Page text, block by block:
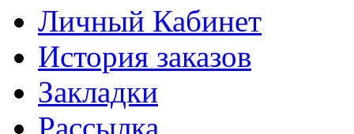
Личный Кабинет
История заказов
Закладки